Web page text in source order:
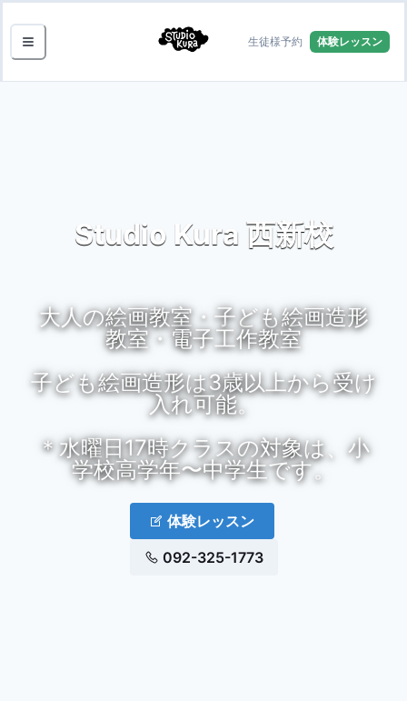
生徒様予約 体験レッスン
Studio Kura 西新校
大人の絵画教室・子ども絵画造形
教室・電子工作教室
子ども絵画造形は3歳以上から受け
入れ可能。
＊水曜日17時クラスの対象は、小
体験レッスン
092-325-1773